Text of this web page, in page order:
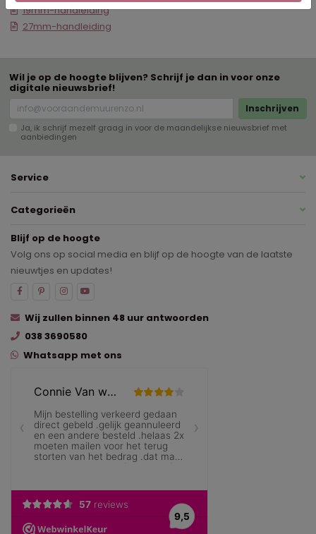
19mm-handleiding
27mm-handleiding
Wil je op de hoogte blijven? Schrijf je dan in voor onze
digitale nieuwsbrief!
Inschrijven
Ja, ik schrijf mezelf graag in voor de maandelijkse nieuwsbrief met
aanbiedingen
Service
Categorieën
Blijf op de hoogte
Volg ons op social media en blijf op de hoogte van de laatste
nieuwtjes en updates!
Wij zullen binnen 48 uur antwoorden
038 3690580
Whatsapp met ons